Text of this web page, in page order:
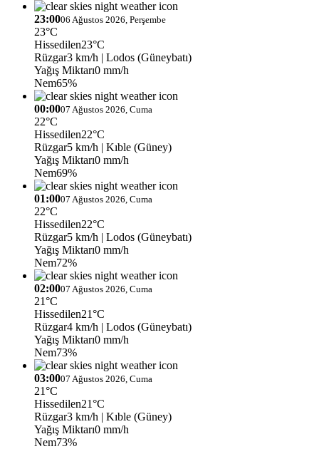
23:0006 Ağustos 2026, Perşembe
23°C
Hissedilen23°C
Rüzgar3 km/h | Lodos (Güneybatı)
Yağış Miktarı0 mm/h
Nem65%
00:0007 Ağustos 2026, Cuma
22°C
Hissedilen22°C
Rüzgar5 km/h | Kıble (Güney)
Yağış Miktarı0 mm/h
Nem69%
01:0007 Ağustos 2026, Cuma
22°C
Hissedilen22°C
Rüzgar5 km/h | Lodos (Güneybatı)
Yağış Miktarı0 mm/h
Nem72%
02:0007 Ağustos 2026, Cuma
21°C
Hissedilen21°C
Rüzgar4 km/h | Lodos (Güneybatı)
Yağış Miktarı0 mm/h
Nem73%
03:0007 Ağustos 2026, Cuma
21°C
Hissedilen21°C
Rüzgar3 km/h | Kıble (Güney)
Yağış Miktarı0 mm/h
Nem73%